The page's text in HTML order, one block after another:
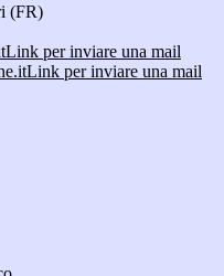
(FR)
Link per inviare una mail
Link per inviare una mail